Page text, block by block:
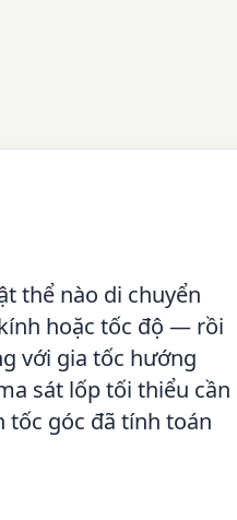
thể nào di chuyển
hoặc tốc độ — rồi
với gia tốc hướng
sát lốp tối thiểu cần
tốc góc đã tính toán